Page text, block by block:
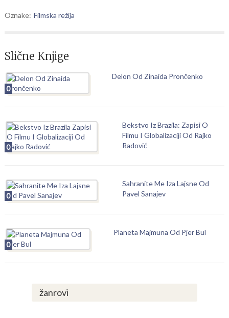
Oznake: Filmska režija
Slične Knjige
0
Delon Od Zinaida Prončenko
0
Bekstvo Iz Brazila: Zapisi O
Filmu I Globalizaciji Od Rajko
Radović
0
Sahranite Me Iza Lajsne Od
Pavel Sanajev
0
Planeta Majmuna Od Pjer Bul
žanrovi